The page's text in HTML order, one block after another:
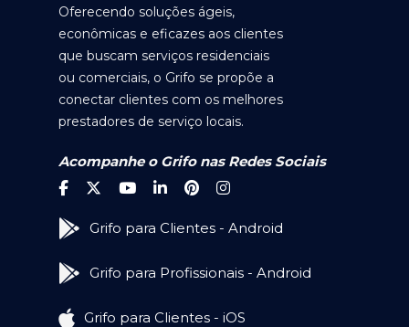
Oferecendo soluções ágeis,
econômicas e eficazes aos clientes
que buscam serviços residenciais
ou comerciais, o Grifo se propõe a
conectar clientes com os melhores
prestadores de serviço locais.
Acompanhe o Grifo nas Redes Sociais
Grifo para Clientes - Android
Grifo para Profissionais - Android
Grifo para Clientes - iOS